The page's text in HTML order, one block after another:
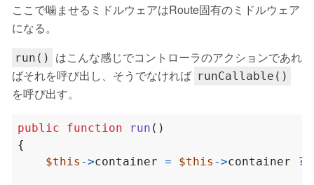
ここで噛ませるミドルウェアはRoute固有のミドルウェア
になる。
run()
はこんな感じでコントローラのアクションであれ
ばそれを呼び出し、そうでなければ runCallable()
を呼び出す。
public function run ()
{
$this ->container = $this ->container ?: